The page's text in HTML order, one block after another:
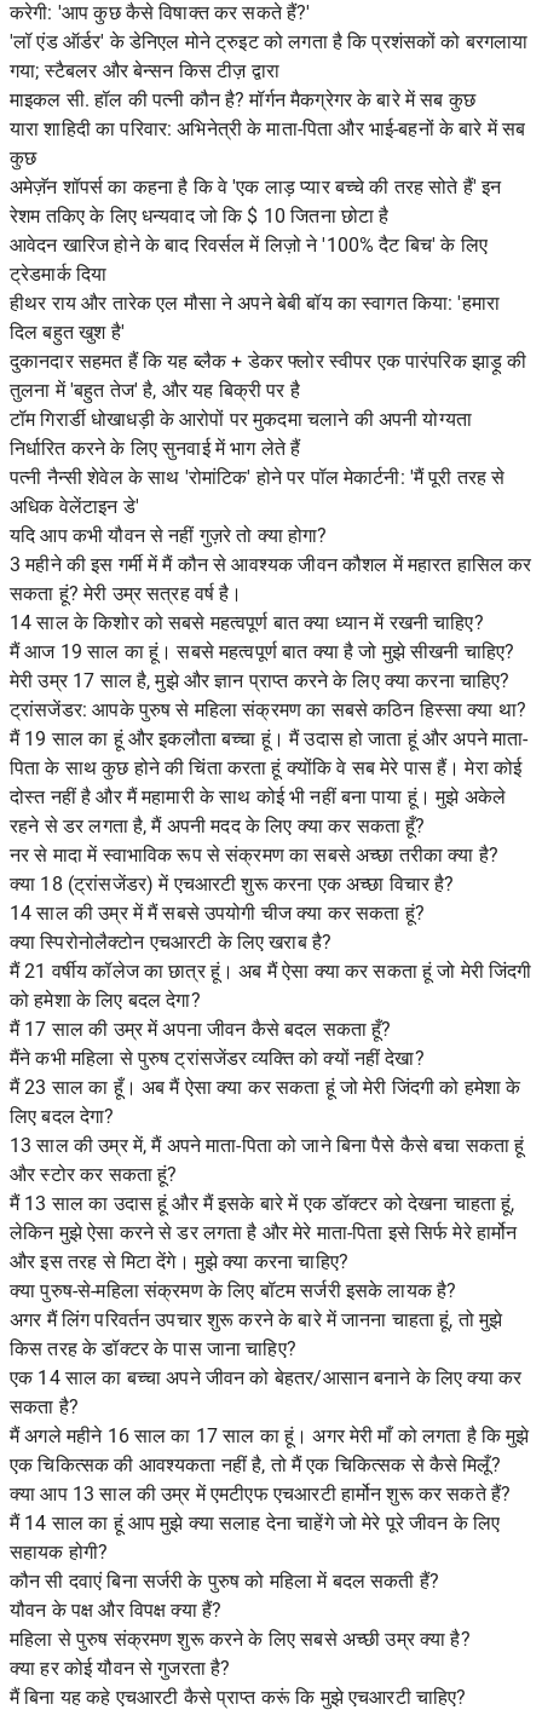
करेगी: 'आप कुछ कैसे विषाक्त कर सकते हैं?'
'लॉ एंड ऑर्डर' के डेनिएल मोने ट्रुइट को लगता है कि प्रशंसकों को बरगलाया
गया; स्टैबलर और बेन्सन किस टीज़ द्वारा
माइकल सी. हॉल की पत्नी कौन है? मॉर्गन मैकग्रेगर के बारे में सब कुछ
यारा शाहिदी का परिवार: अभिनेत्री के माता-पिता और भाई-बहनों के बारे में सब
कुछ
अमेज़ॅन शॉपर्स का कहना है कि वे 'एक लाड़ प्यार बच्चे की तरह सोते हैं' इन
रेशम तकिए के लिए धन्यवाद जो कि $ 10 जितना छोटा है
आवेदन खारिज होने के बाद रिवर्सल में लिज़ो ने '100% दैट बिच' के लिए
ट्रेडमार्क दिया
हीथर राय और तारेक एल मौसा ने अपने बेबी बॉय का स्वागत किया: 'हमारा
दिल बहुत खुश है'
दुकानदार सहमत हैं कि यह ब्लैक + डेकर फ्लोर स्वीपर एक पारंपरिक झाड़ू की
तुलना में 'बहुत तेज' है, और यह बिक्री पर है
टॉम गिरार्डी धोखाधड़ी के आरोपों पर मुकदमा चलाने की अपनी योग्यता
निर्धारित करने के लिए सुनवाई में भाग लेते हैं
पत्नी नैन्सी शेवेल के साथ 'रोमांटिक' होने पर पॉल मेकार्टनी: 'मैं पूरी तरह से
अधिक वेलेंटाइन डे'
यदि आप कभी यौवन से नहीं गुज़रे तो क्या होगा?
3 महीने की इस गर्मी में मैं कौन से आवश्यक जीवन कौशल में महारत हासिल कर
सकता हूं? मेरी उम्र सत्रह वर्ष है।
14 साल के किशोर को सबसे महत्वपूर्ण बात क्या ध्यान में रखनी चाहिए?
मैं आज 19 साल का हूं। सबसे महत्वपूर्ण बात क्या है जो मुझे सीखनी चाहिए?
मेरी उम्र 17 साल है, मुझे और ज्ञान प्राप्त करने के लिए क्या करना चाहिए?
ट्रांसजेंडर: आपके पुरुष से महिला संक्रमण का सबसे कठिन हिस्सा क्या था?
मैं 19 साल का हूं और इकलौता बच्चा हूं। मैं उदास हो जाता हूं और अपने माता-
पिता के साथ कुछ होने की चिंता करता हूं क्योंकि वे सब मेरे पास हैं। मेरा कोई
दोस्त नहीं है और मैं महामारी के साथ कोई भी नहीं बना पाया हूं। मुझे अकेले
रहने से डर लगता है, मैं अपनी मदद के लिए क्या कर सकता हूँ?
नर से मादा में स्वाभाविक रूप से संक्रमण का सबसे अच्छा तरीका क्या है?
क्या 18 (ट्रांसजेंडर) में एचआरटी शुरू करना एक अच्छा विचार है?
14 साल की उम्र में मैं सबसे उपयोगी चीज क्या कर सकता हूं?
क्या स्पिरोनोलैक्टोन एचआरटी के लिए खराब है?
मैं 21 वर्षीय कॉलेज का छात्र हूं। अब मैं ऐसा क्या कर सकता हूं जो मेरी जिंदगी
को हमेशा के लिए बदल देगा?
मैं 17 साल की उम्र में अपना जीवन कैसे बदल सकता हूँ?
मैंने कभी महिला से पुरुष ट्रांसजेंडर व्यक्ति को क्यों नहीं देखा?
मैं 23 साल का हूँ। अब मैं ऐसा क्या कर सकता हूं जो मेरी जिंदगी को हमेशा के
लिए बदल देगा?
13 साल की उम्र में, मैं अपने माता-पिता को जाने बिना पैसे कैसे बचा सकता हूं
और स्टोर कर सकता हूं?
मैं 13 साल का उदास हूं और मैं इसके बारे में एक डॉक्टर को देखना चाहता हूं,
लेकिन मुझे ऐसा करने से डर लगता है और मेरे माता-पिता इसे सिर्फ मेरे हार्मोन
और इस तरह से मिटा देंगे। मुझे क्या करना चाहिए?
क्या पुरुष-से-महिला संक्रमण के लिए बॉटम सर्जरी इसके लायक है?
अगर मैं लिंग परिवर्तन उपचार शुरू करने के बारे में जानना चाहता हूं, तो मुझे
किस तरह के डॉक्टर के पास जाना चाहिए?
एक 14 साल का बच्चा अपने जीवन को बेहतर/आसान बनाने के लिए क्या कर
सकता है?
मैं अगले महीने 16 साल का 17 साल का हूं। अगर मेरी माँ को लगता है कि मुझे
एक चिकित्सक की आवश्यकता नहीं है, तो मैं एक चिकित्सक से कैसे मिलूँ?
क्या आप 13 साल की उम्र में एमटीएफ एचआरटी हार्मोन शुरू कर सकते हैं?
मैं 14 साल का हूं आप मुझे क्या सलाह देना चाहेंगे जो मेरे पूरे जीवन के लिए
सहायक होगी?
कौन सी दवाएं बिना सर्जरी के पुरुष को महिला में बदल सकती हैं?
यौवन के पक्ष और विपक्ष क्या हैं?
महिला से पुरुष संक्रमण शुरू करने के लिए सबसे अच्छी उम्र क्या है?
क्या हर कोई यौवन से गुजरता है?
मैं बिना यह कहे एचआरटी कैसे प्राप्त करूं कि मुझे एचआरटी चाहिए?